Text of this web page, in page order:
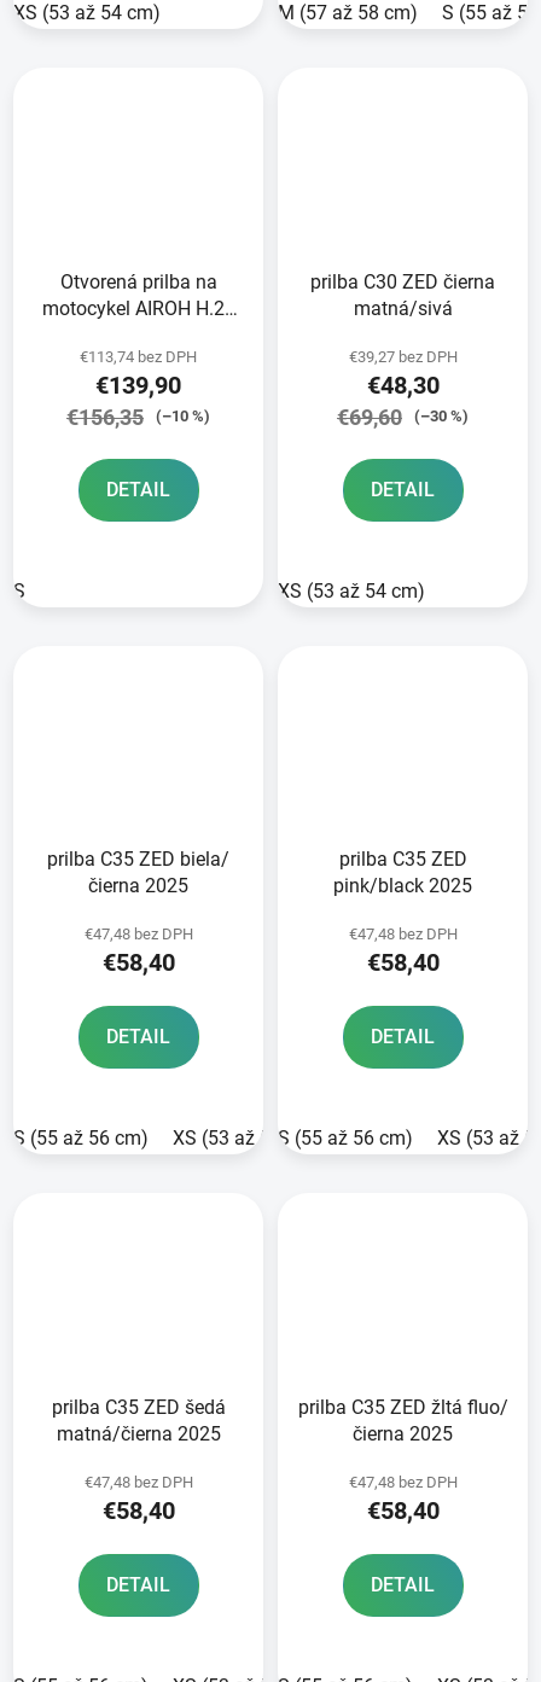
XS (53 až 54 cm) M (57 až 58 cm) S (55 až
Otvorená prilba na
motocykel AIROH H.20
€113,74 bez DPH
€139,90
€156,35 (–10 %)
DETAIL
S
prilba C30 ZED čierna
matná/sivá
€39,27 bez DPH
€48,30
€69,60 (–30 %)
DETAIL
XS (53 až 54 cm)
prilba C35 ZED biela/
čierna 2025
€47,48 bez DPH
€58,40
DETAIL
S (55 až 56 cm) XS (53 až 54 cm) L (58 cm) M (57 cm)
prilba C35 ZED
pink/black 2025
€47,48 bez DPH
€58,40
DETAIL
S (55 až 56 cm) XS (53 až
prilba C35 ZED šedá
matná/čierna 2025
€47,48 bez DPH
€58,40
DETAIL
prilba C35 ZED žltá fluo/
čierna 2025
€47,48 bez DPH
€58,40
DETAIL